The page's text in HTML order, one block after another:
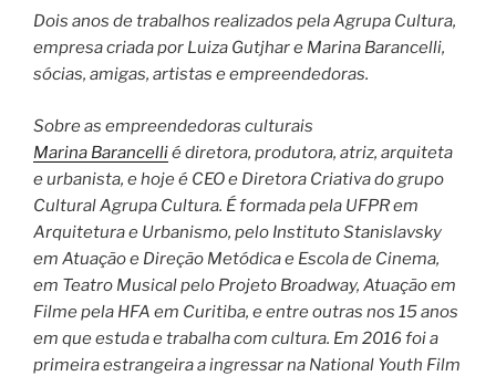
Dois anos de trabalhos realizados pela Agrupa Cultura,
empresa criada por Luiza Gutjhar e Marina Barancelli,
sócias, amigas, artistas e empreendedoras.
Sobre as empreendedoras culturais
Marina Barancellié diretora, produtora, atriz, arquiteta
e urbanista, e hoje é CEO e Diretora Criativa do grupo
Cultural Agrupa Cultura. É formada pela UFPR em
Arquitetura e Urbanismo, pelo Instituto Stanislavsky
em Atuação e Direção Metódica e Escola de Cinema,
em Teatro Musical pelo Projeto Broadway, Atuação em
Filme pela HFA em Curitiba, e entre outras nos 15 anos
em que estuda e trabalha com cultura. Em 2016 foi a
primeira estrangeira a ingressar na National Youth Film